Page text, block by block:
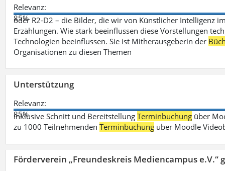
Relevanz:
85%
oder R2-D2 – die Bilder, die wir von Künstlicher Intelligenz
Erzählungen. Wie stark beeinflussen diese Vorstellungen
Technologien beeinflussen. Sie ist Mitherausgeberin der
Organisationen zu diesen Themen
Unterstützung
Relevanz:
85%
inklusive Schnitt und BereitstellungTerminbuchung über
zu 1000 TeilnehmendenTerminbuchung über Moodle
Förderverein „Freundeskreis Mediencampus e.V.“